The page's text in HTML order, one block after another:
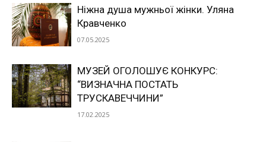
Ніжна душа мужньої жінки. Уляна
Кравченко
07.05.2025
МУЗЕЙ ОГОЛОШУЄ КОНКУРС:
“ВИЗНАЧНА ПОСТАТЬ
ТРУСКАВЕЧЧИНИ”
17.02.2025